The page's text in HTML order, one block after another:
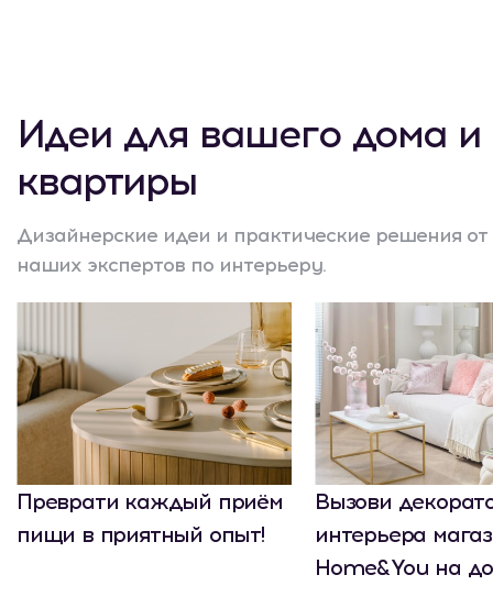
Идеи для вашего дома и
квартиры
Дизайнерские идеи и практические решения от
наших экспертов по интерьеру.
Преврати каждый приём
пищи в приятный опыт!
Вызови
интерьера
Home&You на